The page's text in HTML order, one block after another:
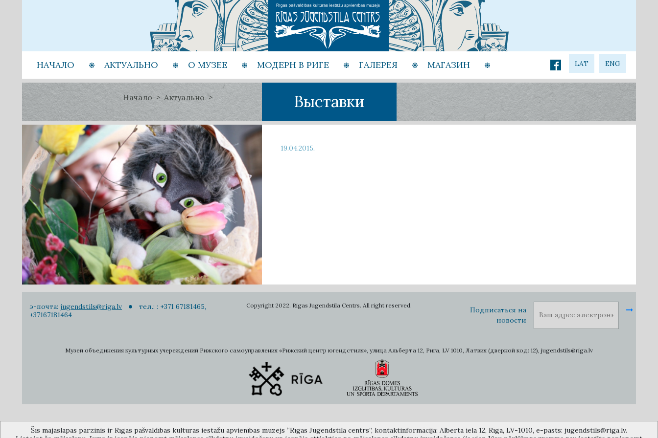
НАЧАЛО АКТУАЛЬНО О МУЗЕЕ МОДЕРН В РИГЕ ГАЛЕРЕЯ МАГАЗИН LAT ENG
Начало Актуально Выставки
19.04.2015.
э-почта: jugendstils@riga.lv
тел.: : +371 67181465,
+37167181464
Copyright 2022. Rigas Jugendstila Centrs. All right reserved.
Подписаться на
новости
Музей объединения культурных учереждений Рижского самоуправления «Рижский центр югендстиля», улица Альберта 12, Рига, LV 1010, Латвия (дверной код: 12), jugendstils@riga.lv
Šīs mājaslapas pārzinis ir Rīgas pašvaldības kultūras iestāžu apvienības muzejs “Rīgas Jūgendstila centrs”, kontaktinformācija: Alberta iela 12, Rīga, LV-1010, e-pasts: jugendstils@riga.lv.